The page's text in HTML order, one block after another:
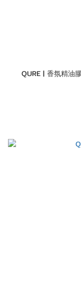
QURE | 香氛精油